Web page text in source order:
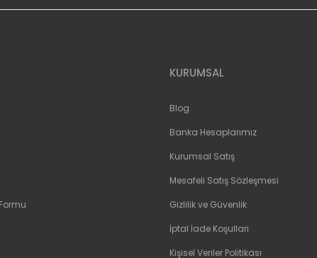
KURUMSAL
Blog
Banka Hesaplarımız
Kurumsal Satış
Mesafeli Satış Sözleşmesi
Gizlilik ve Güvenlik
İptal İade Koşullari
Kişisel Veriler Politikası